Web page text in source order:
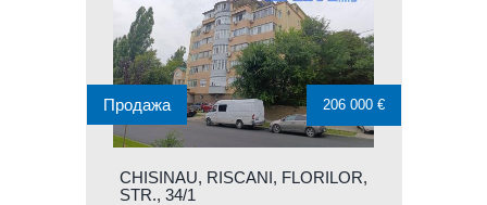
CHISINAU, RISCANI, FLORILOR,
STR., 34/1
Продажа 206 000 €